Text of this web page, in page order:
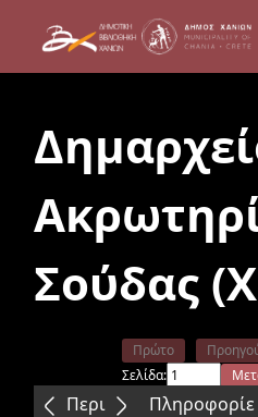
Σούδας
Περιεχόμενα
Πρώτο
Σελίδα:
Επόμενο
Πληροφορίε